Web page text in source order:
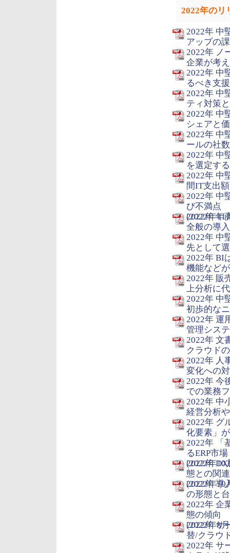
2022年のリ
2022年 中
アップの
2022年 ノ
企業が考
2022年 中
るべき支
2022年 中
ティ対策
2022年 中
シェアと
2022年 中
ールの社
2022年 中
を選定す
2022年 中
間IT支出
2022年 中
び不満点
(2022年11
2022年 年
全般の導
2022年 中
先として
2022年 BI
機能など
2022年 販
上分析に
2022年 中
初歩的な
2022年 運
管理シス
2022年 文
クラウド
2022年 人
変化への
2022年 今
での業務
2022年 中
経営分析
2022年 グ
化要素」
2022年 「
るERP市場
(2022年10
2022年
態との関連
(2022年10
2022年 導
の形態と
2022年 企
態の傾向
(2022年8
2022年 サ
替/クラウ
2022年 サ